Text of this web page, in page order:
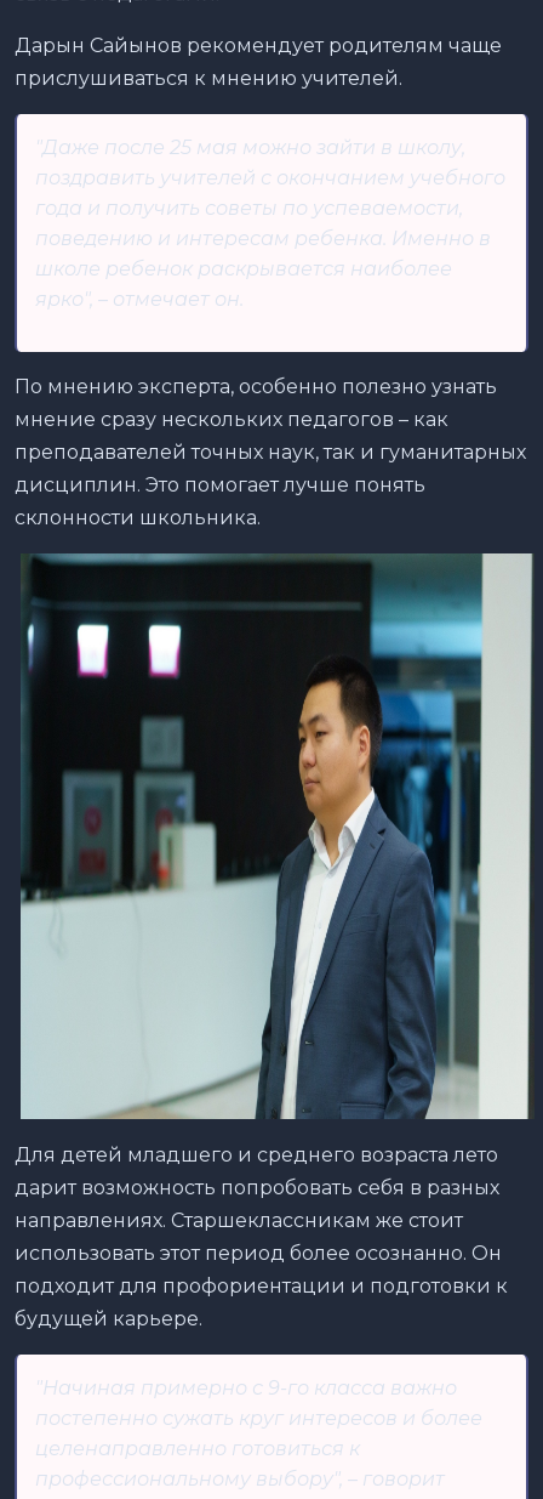
Дарын Сайынов рекомендует родителям чаще
прислушиваться к мнению учителей.
"Даже после 25 мая можно зайти в школу,
поздравить учителей с окончанием учебного
года и получить советы по успеваемости,
поведению и интересам ребенка. Именно в
школе ребенок раскрывается наиболее
ярко", – отмечает он.
По мнению эксперта, особенно полезно узнать
мнение сразу нескольких педагогов – как
преподавателей точных наук, так и гуманитарных
дисциплин. Это помогает лучше понять
склонности школьника.
Для детей младшего и среднего возраста лето
дарит возможность попробовать себя в разных
направлениях. Старшеклассникам же стоит
использовать этот период более осознанно. Он
подходит для профориентации и подготовки к
будущей карьере.
"Начиная примерно с 9-го класса важно
постепенно сужать круг интересов и более
целенаправленно готовиться к
профессиональному выбору", – говорит